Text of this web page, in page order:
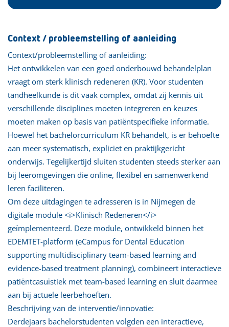
Context / probleemstelling of aanleiding
Context/probleemstelling of aanleiding:
Het ontwikkelen van een goed onderbouwd behandelplan
vraagt om sterk klinisch redeneren (KR). Voor studenten
tandheelkunde is dit vaak complex, omdat zij kennis uit
verschillende disciplines moeten integreren en keuzes
moeten maken op basis van patiëntspecifieke informatie.
Hoewel het bachelorcurriculum KR behandelt, is er behoefte
aan meer systematisch, expliciet en praktijkgericht
onderwijs. Tegelijkertijd sluiten studenten steeds sterker aan
bij leeromgevingen die online, flexibel en samenwerkend
leren faciliteren.
Om deze uitdagingen te adresseren is in Nijmegen de
digitale module <i>Klinisch Redeneren</i>
geïmplementeerd. Deze module, ontwikkeld binnen het
EDEMTET-platform (eCampus for Dental Education
supporting multidisciplinary team-based learning and
evidence-based treatment planning), combineert interactieve
patiëntcasuïstiek met team-based learning en sluit daarmee
aan bij actuele leerbehoeften.
Beschrijving van de interventie/innovatie:
Derdejaars bachelorstudenten volgden een interactieve,